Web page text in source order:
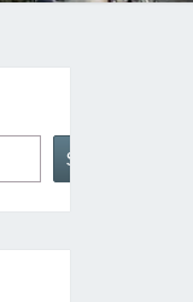
Suchen